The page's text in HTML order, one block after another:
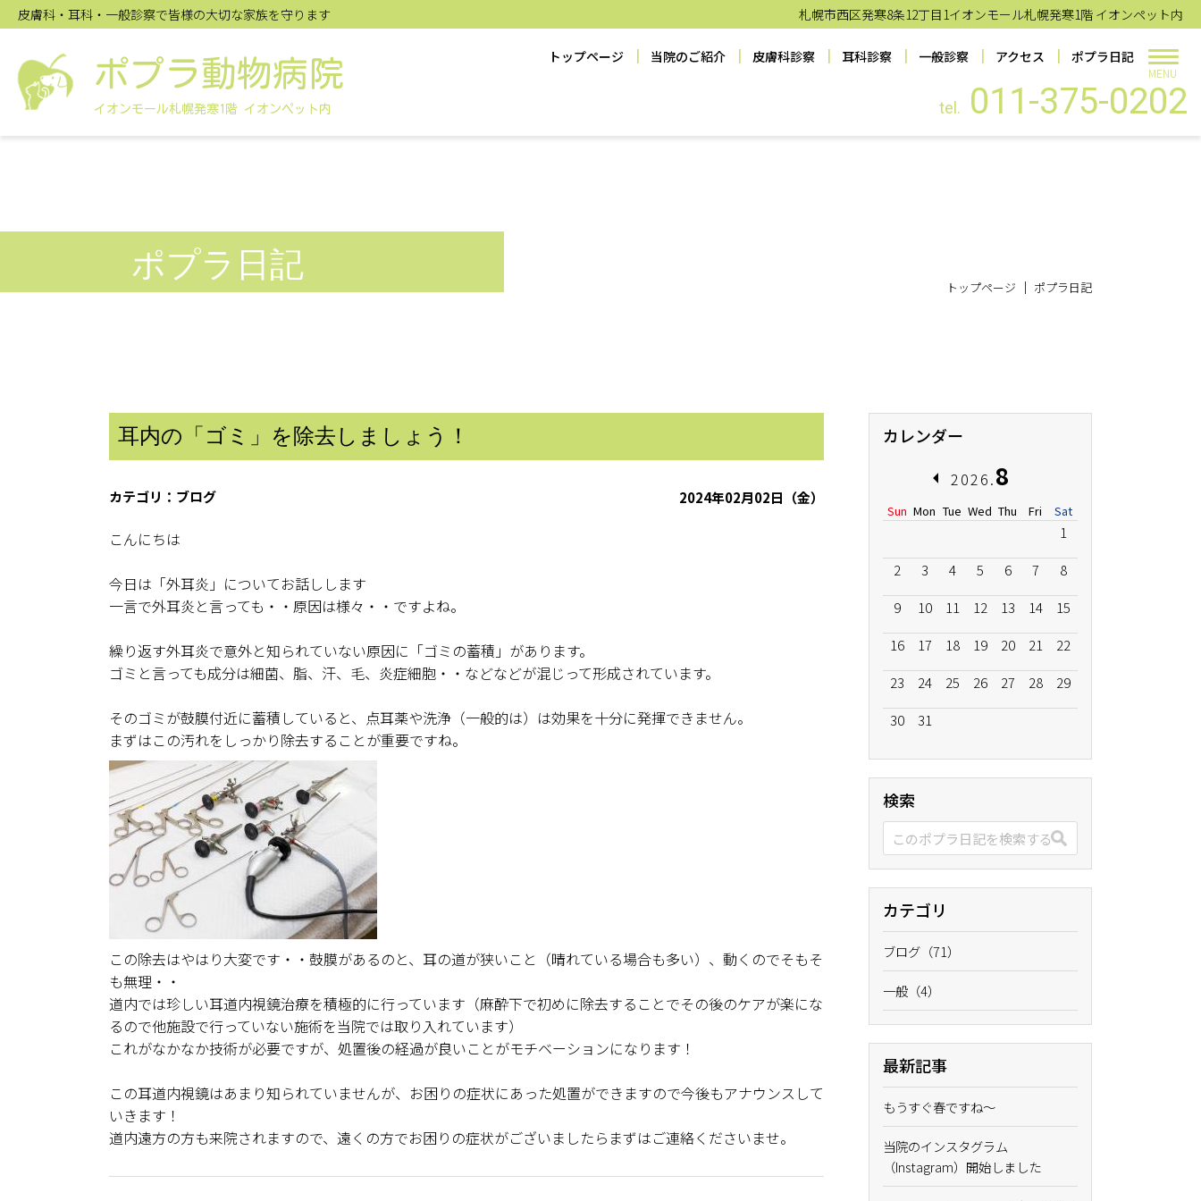
皮膚科・耳科・一般診察で皆様の大切な家族を守ります 札幌市西区発寒8条12丁目1イオンモール札幌発寒1階 イオンペット内
ポプラ動物病院
イオンモール札幌発寒1階 イオンペット内
トップページ 当院のご紹介 皮膚科診察 耳科診察 一般診察 アクセス ポプラ日記
tel. 011-375-0202
MENU
ポプラ日記
トップページ ポプラ日記
耳内の「ゴミ」を除去しましょう！
ブログ 2024年02月02日（金）
こんにちは
今日は「外耳炎」についてお話しします
一言で外耳炎と言っても・・原因は様々・・ですよね。
繰り返す外耳炎で意外と知られていない原因に「ゴミの蓄積」があります。
ゴミと言っても成分は細菌、脂、汗、毛、炎症細胞・・などなどが混じって形成されています。
そのゴミが鼓膜付近に蓄積していると、点耳薬や洗浄（一般的は）は効果を十分に発揮できません。
まずはこの汚れをしっかり除去することが重要ですね。
この除去はやはり大変です・・鼓膜があるのと、耳の道が狭いこと（晴れている場合も多い）、動くのでそもそ
も無理・・
道内では珍しい耳道内視鏡治療を積極的に行っています（麻酔下で初めに除去することでその後のケアが楽にな
るので他施設で行っていない施術を当院では取り入れています）
これがなかなか技術が必要ですが、処置後の経過が良いことがモチベーションになります！
この耳道内視鏡はあまり知られていませんが、お困りの症状にあった処置ができますので今後もアナウンスして
いきます！
道内遠方の方も来院されますので、遠くの方でお困りの症状がございましたらまずはご連絡くださいませ。
カレンダー
2026.8
Sun Mon Tue Wed Thu Fri Sat
1
2
3 4 5 6 7
8
9
10 11 12 13 14
15
16
17 18 19 20 21
22
23
24 25 26 27 28
29
30
31
検索
カテゴリ
ブログ（71）
一般（4）
最新記事
もうすぐ春ですね〜
当院のインスタグラム
（Instagram）開始しました